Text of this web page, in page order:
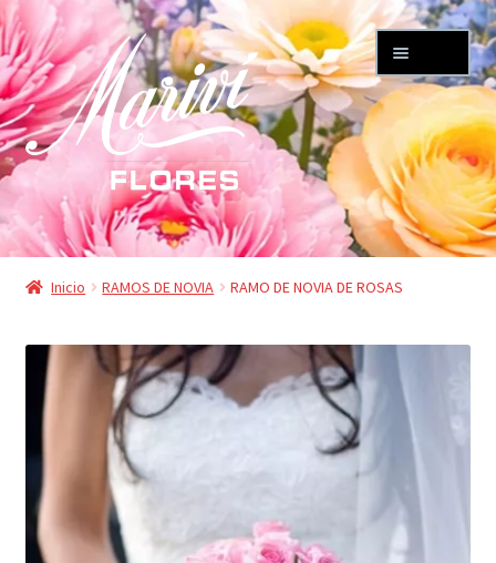
Ir
a
la
navegación
Ir
al
contenido
TIENDA
Carrito
FLORISTERIA MARIVÍ
Inicio RAMOS DE NOVIA RAMO DE NOVIA DE ROSAS